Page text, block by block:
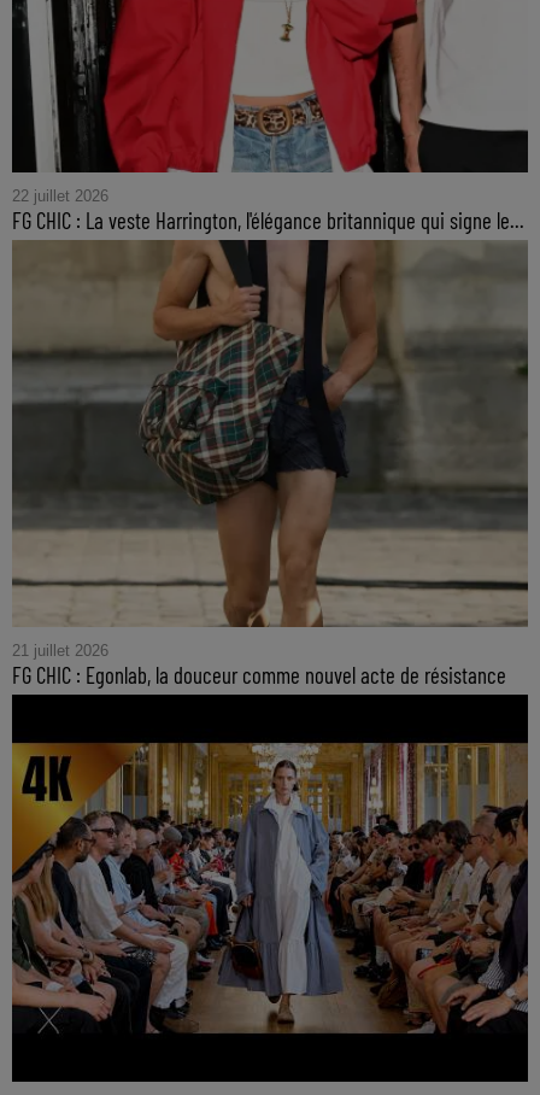
22 juillet 2026
FG CHIC : La veste Harrington, l'élégance britannique qui signe le...
21 juillet 2026
FG CHIC : Egonlab, la douceur comme nouvel acte de résistance